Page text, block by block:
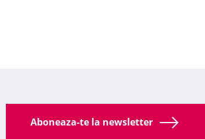
Aboneaza-te la newsletter